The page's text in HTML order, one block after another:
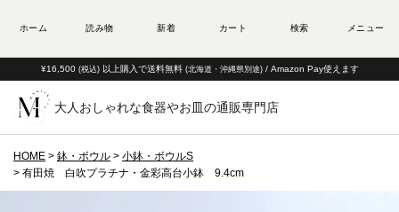
¥16,500 (税込) 以上購入で送料無料 (北海道・沖縄県別途) / Amazon Pay使えます
大人おしゃれな食器やお皿の通販専門店
HOME 鉢・ボウル
小鉢・ボウルS
有田焼 白吹プラチナ・金彩高台小鉢 9.4cm